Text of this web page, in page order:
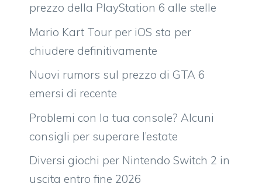
prezzo della PlayStation 6 alle stelle
Mario Kart Tour per iOS sta per
chiudere definitivamente
Nuovi rumors sul prezzo di GTA 6
emersi di recente
Problemi con la tua console? Alcuni
consigli per superare l’estate
Diversi giochi per Nintendo Switch 2 in
uscita entro fine 2026